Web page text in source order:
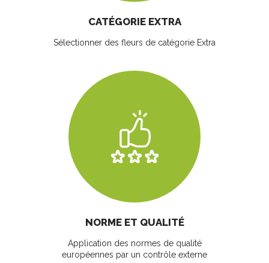
CATÉGORIE EXTRA
Sélectionner des fleurs de catégorie Extra
NORME ET QUALITÉ
Application des normes de qualité
européennes par un contrôle externe